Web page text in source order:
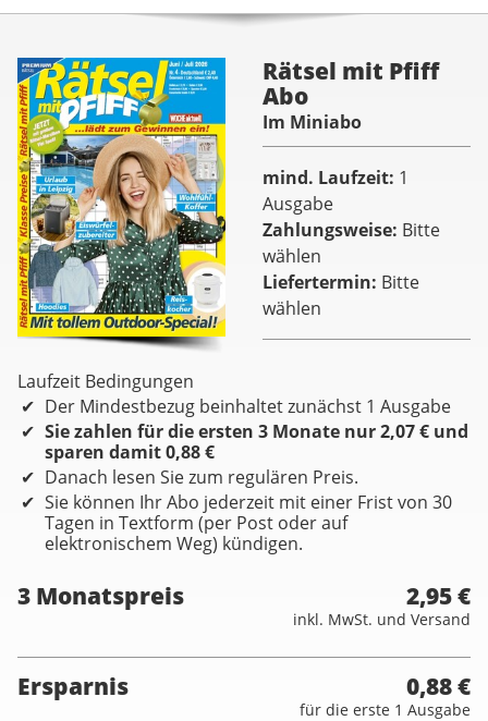
Rätsel mit Pfiff
Abo
Im Miniabo
mind. Laufzeit 1
Ausgabe
Zahlungsweise Bitte
wählen
Liefertermin Bitte
wählen
Laufzeit Bedingungen
Der Mindestbezug beinhaltet zunächst 1 Ausgabe
Sie zahlen für die ersten 3 Monate nur 2,07 € und
sparen damit 0,88 €
Danach lesen Sie zum regulären Preis.
Sie können Ihr Abo jederzeit mit einer Frist von 30
Tagen in Textform (per Post oder auf
elektronischem Weg) kündigen.
3 Monatspreis 2,95 €
inkl. MwSt. und Versand
Ersparnis 0,88 €
für die erste 1 Ausgabe